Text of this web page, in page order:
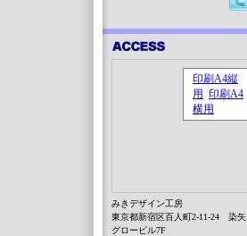
みきデザイン工房
東京都新宿区百人町2-11-24 染矢
グロービル7F